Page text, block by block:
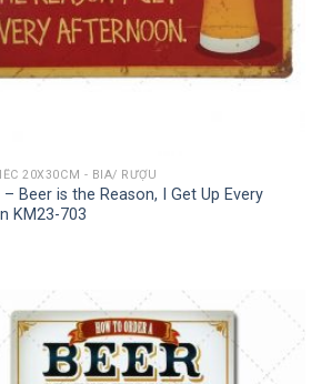
20X30CM - BIA/ RƯỢU
Beer is the Reason, I Get Up Every
KM23-703